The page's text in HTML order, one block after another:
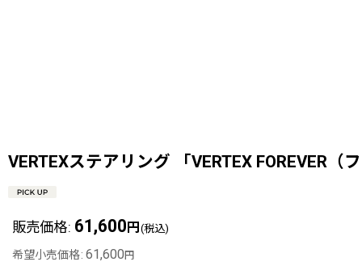
VERTEXステアリング 「VERTEX FOREVER
販売価格: 61,600 円 (税込)
希望小売価格: 61,600円